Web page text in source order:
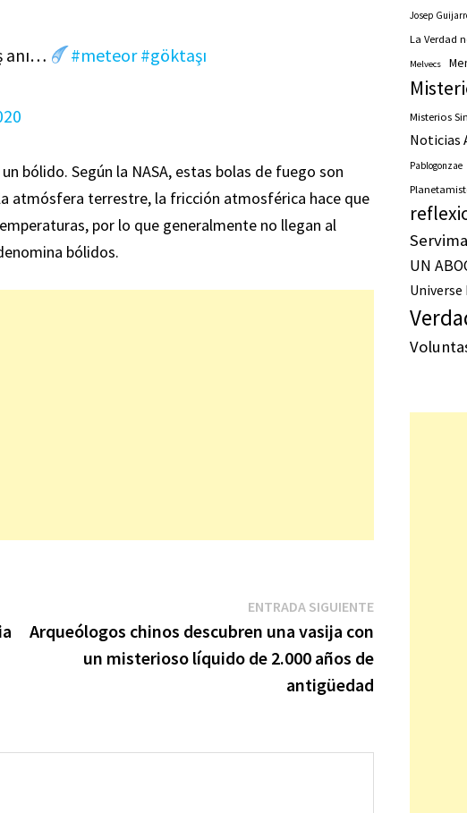
anı… #meteor #göktaşı
bólido. Según la NASA, estas bolas de fuego son
atmósfera terrestre, la fricción atmosférica hace que
por lo que generalmente no llegan al
bólidos.
ENTRADA SIGUIENTEEntrada
siguiente:
Arqueólogos chinos descubren una vasija con
un misterioso líquido de 2.000 años de
antigüedad
Josep
La Verdad
Melvecs
Misterios
Noticias
Pablogonzae
UN
Universe